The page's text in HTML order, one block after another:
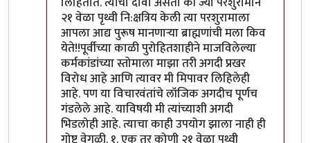
२१ वेळा पृथ्वी नि:क्षत्रिय केली त्या परशुरामाला
आपला आद्य पुरूष मानणार्‍या ब्राह्मणांची मला किव
येते!!पूर्वीच्या काळी पुरोहितशाहीने माजविलेल्या
कर्मकांडांच्या स्तोमाला माझा तरी अगदी प्रखर
विरोध आहे आणि त्यावर मी मिपावर लिहिलेही
आहे. पण या विचारवंतांचे लॉजिक अगदीच पूर्णच
गंडलेले आहे. याविषयी मी त्यांच्याशी अगदी
भिडलोही आहे. त्याचा काही उपयोग झाला नाही ही